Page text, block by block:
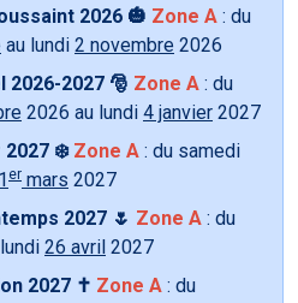
2026 🎃 Zone A : du
au lundi 2 novembre 2026
2026-2027 🎅 Zone A : du
2026 au lundi 4 janvier 2027
2027 ❄️ Zone A : du samedi
1 er mars 2027
2027 🌷 Zone A : du
26 avril 2027
2027 ✝️ Zone A : du